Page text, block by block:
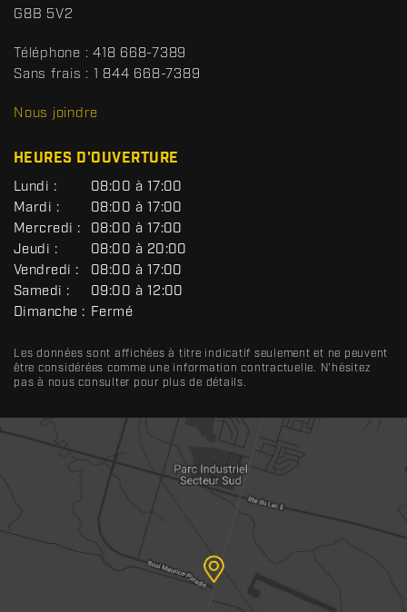
c
t
o
t
s
R
G8B 5V2
Téléphone : 418 668-7389
Sans frais : 1 844 668-7389
Nous joindre
HEURES D'OUVERTURE
G
É
N
É
R
A
L
Lundi :
08:00 à 17:00
Mardi :
08:00 à 17:00
Mercredi :
08:00 à 17:00
Jeudi :
08:00 à 20:00
Vendredi :
08:00 à 17:00
Samedi :
09:00 à 12:00
Dimanche : Fermé
Les données sont affichées à titre indicatif seulement et ne peuvent
être considérées comme une information contractuelle. N'hésitez
pas à nous consulter pour plus de détails.